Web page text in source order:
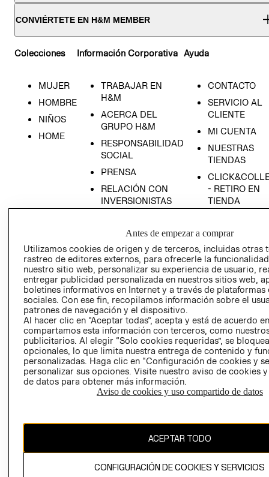
CONVIÉRTETE EN H&M MEMBER
Colecciones
MUJER
HOMBRE
NIÑOS
HOME
Información Corporativa
TRABAJAR EN
H&M
ACERCA DEL
GRUPO H&M
RESPONSABILIDAD
SOCIAL
PRENSA
RELACIÓN CON
INVERSIONISTAS
EMPRESARIAL
Ayuda
CONTACTO
SERVICIO AL
CLIENTE
MI CUENTA
NUESTRAS
TIENDAS
- RETIRO EN
TIENDA
CONDICIONES
AVISO DE
PRIVACIDAD
GIFT CARD
AVISO DE
COOKIES
Chile ($)
El contenido de esta página web está protegido por copyright y es
propiedad de H&M Hennes & Mauritz AB.
Antes de empezar a comprar
Utilizamos cookies de origen y de terceros, incluidas otras
rastreo de editores externos, para ofrecerle la
nuestro sitio web, personalizar su experiencia de usuario,
entregar publicidad personalizada en nuestros sitios web,
boletines informativos en Internet y a través de plataformas
sociales. Con ese fin, recopilamos información sobre el
patrones de navegación y el dispositivo.
Al hacer clic en “Aceptar todas”, acepta y está de acuerdo
compartamos esta información con terceros, como
publicitarios. Al elegir “Solo cookies requeridas”, se
opcionales, lo que limita nuestra entrega de contenido y
personalizadas. Haga clic en “Configuración de cookies y
personalizar sus opciones. Visite nuestro aviso de cookies
de datos para obtener más información.
Aviso de cookies y uso compartido de datos
ACEPTAR TODO
CONFIGURACIÓN DE COOKIES Y SERVICIOS